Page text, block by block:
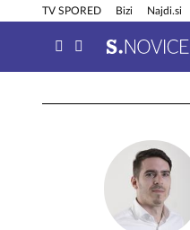
TV SPORED Bizi Najdi.si
Info in obvestila